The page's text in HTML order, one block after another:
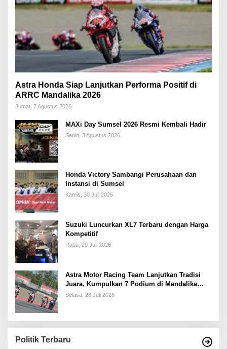
Astra Honda Siap Lanjutkan Performa Positif di
ARRC Mandalika 2026
Jumat, 7 Agustus 2026
MAXi Day Sumsel 2026 Resmi Kembali Hadir
Senin, 3 Agustus 2026
Honda Victory Sambangi Perusahaan dan
Instansi di Sumsel
Kamis, 30 Juli 2026
Suzuki Luncurkan XL7 Terbaru dengan Harga
Kompetitif
Rabu, 29 Juli 2026
Astra Motor Racing Team Lanjutkan Tradisi
Juara, Kumpulkan 7 Podium di Mandalika
Racing Series Putaran ke 3
Selasa, 28 Juli 2026
Politik Terbaru